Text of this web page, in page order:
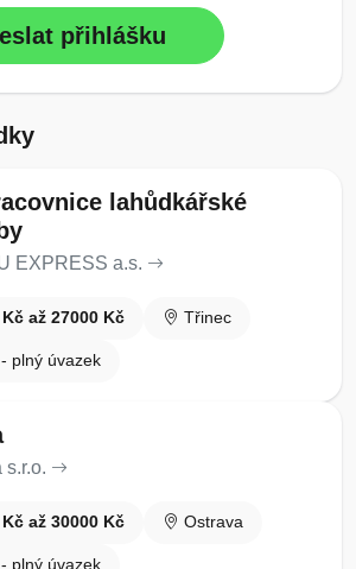
přihlášku
lahůdkářské
EXPRESS a.s.
až 27000 Kč Třinec
plný úvazek
s.r.o.
až 30000 Kč Ostrava
plný úvazek